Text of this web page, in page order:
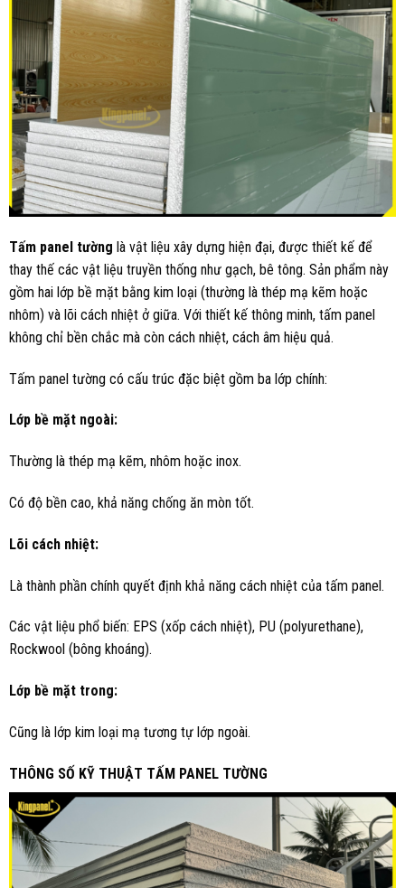
Tấm panel tường là vật liệu xây dựng hiện đại, được thiết kế để
thay thế các vật liệu truyền thống như gạch, bê tông. Sản phẩm này
gồm hai lớp bề mặt bằng kim loại (thường là thép mạ kẽm hoặc
nhôm) và lõi cách nhiệt ở giữa. Với thiết kế thông minh, tấm panel
không chỉ bền chắc mà còn cách nhiệt, cách âm hiệu quả.
Tấm panel tường có cấu trúc đặc biệt gồm ba lớp chính:
Lớp bề mặt ngoài:
Thường là thép mạ kẽm, nhôm hoặc inox.
Có độ bền cao, khả năng chống ăn mòn tốt.
Lõi cách nhiệt:
Là thành phần chính quyết định khả năng cách nhiệt của tấm panel.
Các vật liệu phổ biến: EPS (xốp cách nhiệt), PU (polyurethane),
Rockwool (bông khoáng).
Lớp bề mặt trong:
Cũng là lớp kim loại mạ tương tự lớp ngoài.
THÔNG SỐ KỸ THUẬT TẤM PANEL TƯỜNG